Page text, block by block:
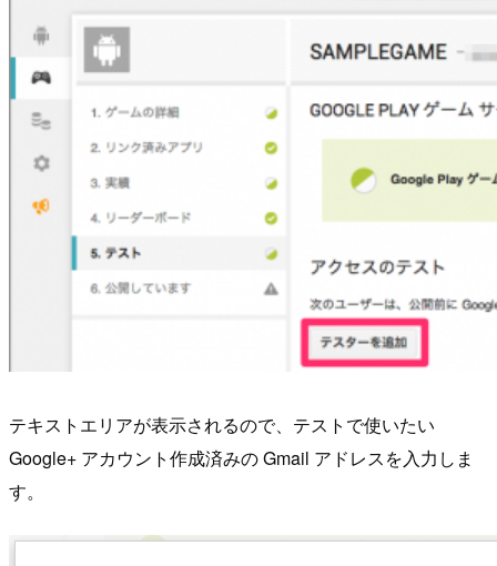
テキストエリアが表示されるので、テストで使いたい
Google+ アカウント作成済みの Gmail アドレスを入力しま
す。